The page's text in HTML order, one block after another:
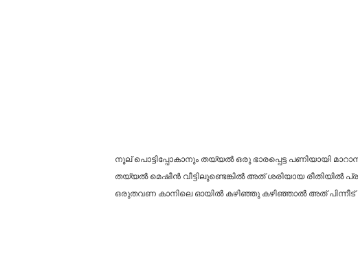
നൂല് പൊട്ടിപ്പോകാനും തയ്യൽ ഒരു ഭാരപ്പെട്ട പണിയായി
തയ്യൽ മെഷീൻ വീട്ടിലുണ്ടെങ്കിൽ അത് ശരിയായ
ഒരുതവണ കാനിലെ ഓയിൽ കഴിഞ്ഞു കഴിഞ്ഞാൽ അത് പിന്നീട്